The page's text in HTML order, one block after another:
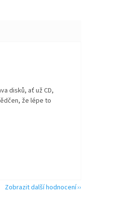
hvězdiček.
disků, ať už CD,
že lépe to
hvězdiček.
Zobrazit další hodnocení